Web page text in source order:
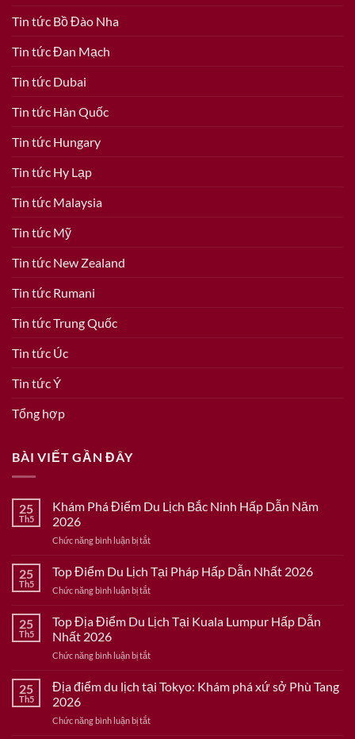
Tin tức Bồ Đào Nha
Tin tức Đan Mạch
Tin tức Dubai
Tin tức Hàn Quốc
Tin tức Hungary
Tin tức Hy Lạp
Tin tức Malaysia
Tin tức Mỹ
Tin tức New Zealand
Tin tức Rumani
Tin tức Trung Quốc
Tin tức Úc
Tin tức Ý
Tổng hợp
BÀI VIẾT GẦN ĐÂY
25
Th5
Khám Phá Điểm Du Lịch Bắc Ninh Hấp Dẫn Năm
2026
Chức năng bình luận bị tắtở
Phá
Điểm
Du
Bắc
Dẫn
2026
25
Th5
Top Điểm Du Lịch Tại Pháp Hấp Dẫn Nhất 2026
Chức năng bình luận bị tắtở
Điểm
Du
Tại
Hấp
2026
25
Th5
Top Địa Điểm Du Lịch Tại Kuala Lumpur Hấp Dẫn
Nhất 2026
Chức năng bình luận bị tắtở
Địa
Điểm
Lịch
25
Th5
Địa điểm du lịch tại Tokyo: Khám phá xứ sở Phù Tang
2026
Chức năng bình luận bị tắtở